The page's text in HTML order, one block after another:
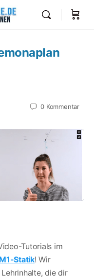
0 Kommentar
Tutorials im
Statik! Wir
die dir